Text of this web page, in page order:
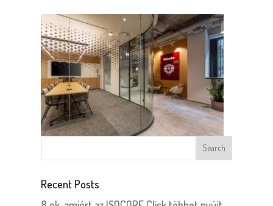
Recent Posts